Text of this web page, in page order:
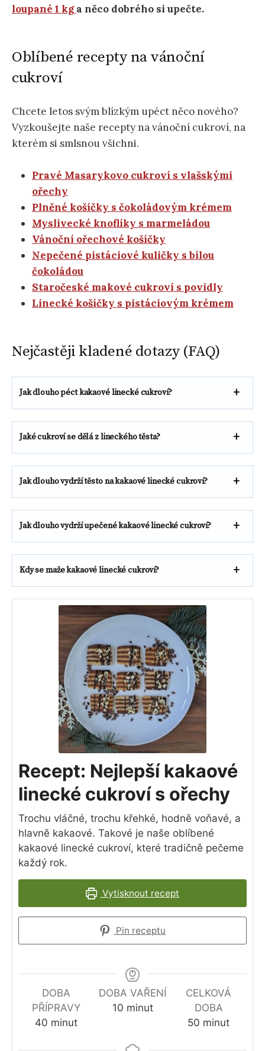
loupané 1 kga něco dobrého si upečte.
Oblíbené recepty na vánoční
cukroví
Chcete letos svým blízkým upéct něco nového?
Vyzkoušejte naše recepty na vánoční cukroví, na
kterém si smlsnou všichni.
Pravé Masarykovo cukroví s vlašskými
ořechy
Plněné košíčky s čokoládovým krémem
Myslivecké knoflíky s marmeládou
Vánoční ořechové košíčky
Nepečené pistáciové kuličky s bílou
čokoládou
Staročeské makové cukroví s povidly
Linecké košíčky s pistáciovým krémem
Nejčastěji kladené dotazy (FAQ)
Jak dlouho péct kakaové linecké cukroví?
Jaké cukroví se dělá z lineckého těsta?
Jak dlouho vydrží těsto na kakaové linecké cukroví?
Jak dlouho vydrží upečené kakaové linecké cukroví?
Kdy se maže kakaové linecké cukroví?
Recept: Nejlepší kakaové
linecké cukroví s ořechy
Trochu vláčné, trochu křehké, hodně voňavé, a
hlavně kakaové. Takové je naše oblíbené
kakaové linecké cukroví, které tradičně pečeme
každý rok.
Vytisknout recept
Pin receptu
DOBA
PŘÍPRAVY
40 minutes
minut
DOBA VAŘENÍ
10minutes
minut
CELKOVÁ
DOBA
50 minutes
minut